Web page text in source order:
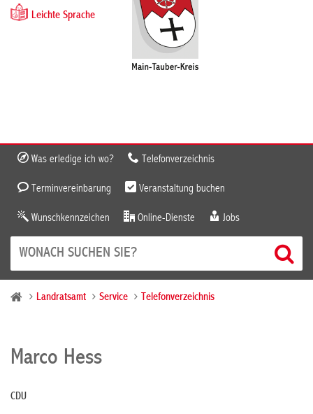
Leichte Sprache
Was erledige ich wo? Telefonverzeichnis
Terminvereinbarung Veranstaltung buchen
Wunschkennzeichen Online-Dienste Jobs
Landratsamt Service Telefonverzeichnis
Marco Hess
CDU